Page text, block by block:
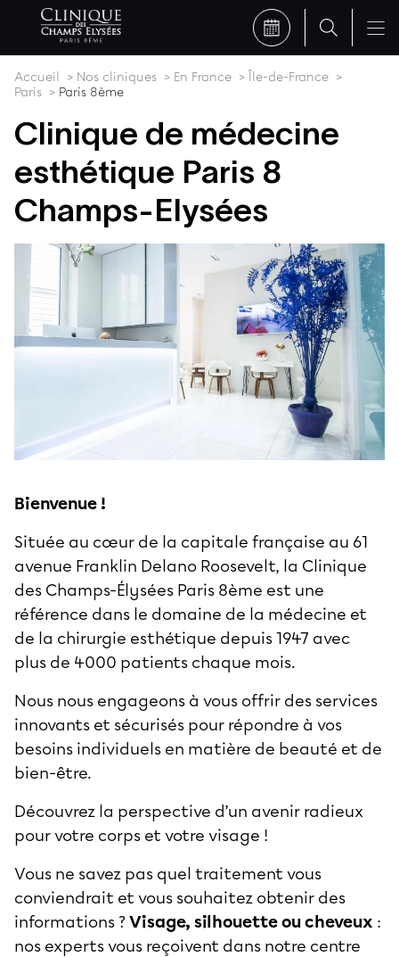
Accueil Nos cliniques En France
Île-de-France
Paris
Paris 8ème
Clinique de médecine
esthétique Paris 8
Champs-Elysées
Bienvenue !
Située au cœur de la capitale française au 61
avenue Franklin Delano Roosevelt, la Clinique
des Champs-Élysées Paris 8ème est une
référence dans le domaine de la médecine et
de la chirurgie esthétique depuis 1947 avec
plus de 4000 patients chaque mois.
Nous nous engageons à vous offrir des services
innovants et sécurisés pour répondre à vos
besoins individuels en matière de beauté et de
bien-être.
Découvrez la perspective d’un avenir radieux
pour votre corps et votre visage !
Vous ne savez pas quel traitement vous
conviendrait et vous souhaitez obtenir des
informations ?Visage, silhouette ou cheveux :
nos experts vous reçoivent dans notre centre